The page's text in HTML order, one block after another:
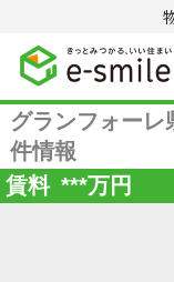
グランフォー
件情報
賃料 ***万円